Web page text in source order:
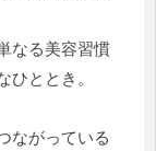
なる美容習慣
ひととき。
ながっている